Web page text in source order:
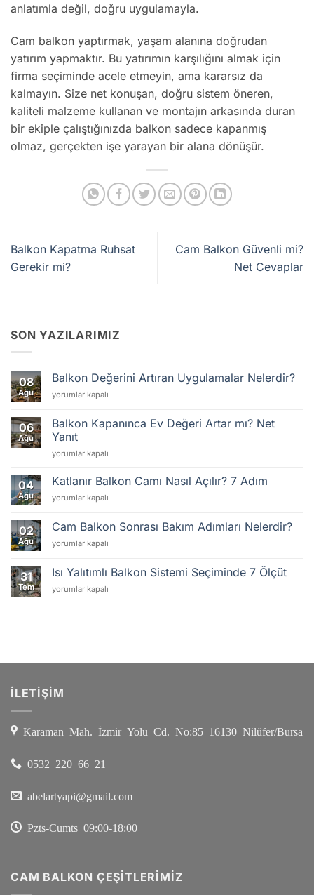
anlatımla değil, doğru uygulamayla.
Cam balkon yaptırmak, yaşam alanına doğrudan
yatırım yapmaktır. Bu yatırımın karşılığını almak için
firma seçiminde acele etmeyin, ama kararsız da
kalmayın. Size net konuşan, doğru sistem öneren,
kaliteli malzeme kullanan ve montajın arkasında duran
bir ekiple çalıştığınızda balkon sadece kapanmış
olmaz, gerçekten işe yarayan bir alana dönüşür.
Balkon Kapatma Ruhsat
Gerekir mi?
Cam Balkon Güvenli mi?
Net Cevaplar
SON YAZILARIMIZ
08
Ağu
Balkon Değerini Artıran Uygulamalar Nelerdir?
Balkon
Artıran
Uygulamalar
Nelerdir?
için
yorumlar kapalı
06
Ağu
Balkon Kapanınca Ev Değeri Artar mı? Net
Yanıt
Balkon
Ev
Değeri
Artar
Net
için
yorumlar kapalı
04
Ağu
Katlanır Balkon Camı Nasıl Açılır? 7 Adım
Katlanır
Camı
Nasıl
Açılır?
Adım
yorumlar kapalı
02
Ağu
Cam Balkon Sonrası Bakım Adımları Nelerdir?
Cam
Sonrası
Bakım
Adımları
yorumlar kapalı
31
Tem
Isı Yalıtımlı Balkon Sistemi Seçiminde 7 Ölçüt
Isı
yorumlar kapalı
İLETİŞİM
Karaman Mah. İzmir Yolu Cd. No:85 16130 Nilüfer/Bursa
0532 220 66 21
abelartyapi@gmail.com
Pzts-Cumts 09:00-18:00
CAM BALKON ÇEŞITLERIMIZ